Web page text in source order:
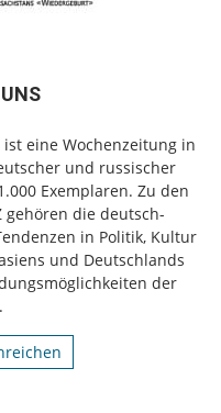
eine Wochenzeitung in
und russischer
Exemplaren. Zu den
gehören die deutsch-
in Politik, Kultur
und Deutschlands
der